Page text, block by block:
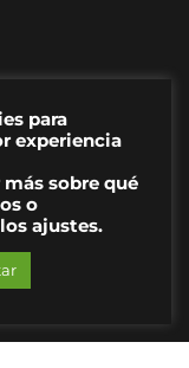
y cultura
Legal
para
experiencia
sobre qué
o
ajustes.